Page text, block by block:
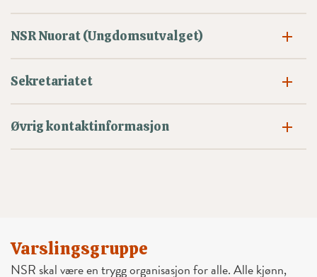
NSR Nuorat (Ungdomsutvalget)
Sekretariatet
Øvrig kontaktinformasjon
Varslingsgruppe
NSR skal være en trygg organisasjon for alle. Alle kjønn,